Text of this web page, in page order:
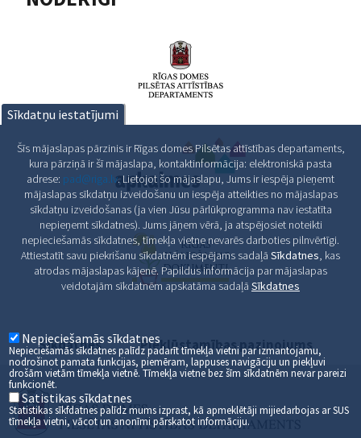
Sīkdatnes Piekļūstamības paziņojums
Sīkdatņu iestatījumi
Šīs mājaslapas pārzinis ir Rīgas domes Pilsētas attīstības departaments,
kura pārziņā ir šī mājaslapa, kontaktinformācija: elektroniskā pasta
adrese: pad@riga.lv. Lietojot šo mājaslapu, Jums ir iespēja pieņemt
mājaslapas sīkdatņu izveidošanu un iespēja atteikties no mājaslapas
sīkdatņu izveidošanas (ja vien Jūsu pārlūkprogramma nav iestatīta
nepieņemt sīkdatnes). Jums jāņem vērā, ja atspējosiet noteikti
nepieciešamās sīkdatnes, tīmekļa vietne nevarēs darboties pilnvērtīgi.
Attiestatīt savu piekrišanu sīkdatnēm iespējams sadaļā Sīkdatnes, kas
atrodas mājaslapas kājenē. Papildus informācija par mājaslapas
veidotajām sīkdatnēm apskatāma sadaļā Sīkdatnes
Nepieciešamās sīkdatnes
Nepieciešamās sīkdatnes palīdz padarīt tīmekļa vietni par izmantojamu,
nodrošinot pamata funkcijas, piemēram, lappuses navigāciju un piekļuvi
drošām vietām tīmekļa vietnē. Tīmekļa vietne bez šīm sīkdatnēm nevar pareizi
funkcionēt.
Satistikas sīkdatnes
Statistikas sīkfdatnes palīdz mums izprast, kā apmeklētāji mijiedarbojas ar SUS
tīmekļa vietni, vācot un anonīmi pārskatot informāciju.